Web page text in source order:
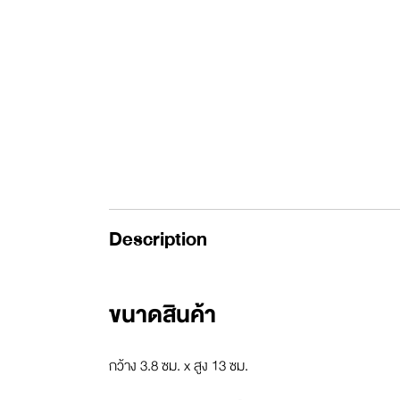
Description
ขนาดสินค้า
กว้าง 3.8 ซม. x สูง 13 ซม.